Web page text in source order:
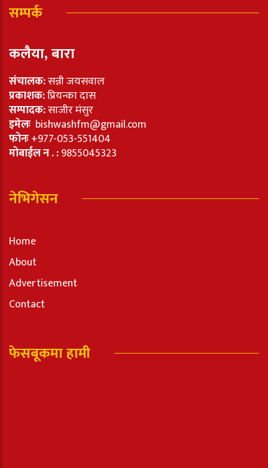
सम्पर्क
कलैया, बारा
संचालक:सन्नी जयसवाल
प्रकाशक:प्रियन्का दास
सम्पादक:साजीर मंसुर
इमेलः bishwashfm@gmail.com
फोनः+977-053-551404
मोबाईल न . :9855045323
नेभिगेसन
Home
About
Advertisement
Contact
फेसबूकमा हामी